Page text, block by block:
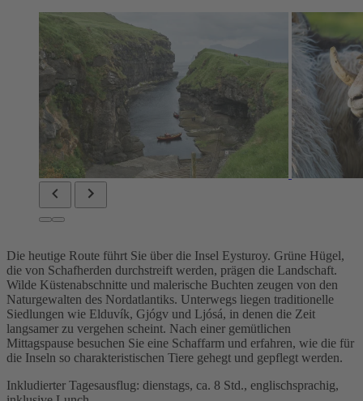
Die heutige Route führt Sie über die Insel Eysturoy. Grüne Hügel,
die von Schafherden durchstreift werden, prägen die Landschaft.
Wilde Küstenabschnitte und malerische Buchten zeugen von den
Naturgewalten des Nordatlantiks. Unterwegs liegen traditionelle
Siedlungen wie Elduvík, Gjógv und Ljósá, in denen die Zeit
langsamer zu vergehen scheint. Nach einer gemütlichen
Mittagspause besuchen Sie eine Schaffarm und erfahren, wie die für
die Inseln so charakteristischen Tiere gehegt und gepflegt werden.
Inkludierter Tagesausflug: dienstags, ca. 8 Std., englischsprachig,